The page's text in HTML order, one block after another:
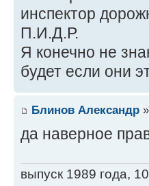
инспектор
П.И.Д.Р.
Я конечно не
будет если они
Блинов Александр
да наверное
выпуск 1989 года,